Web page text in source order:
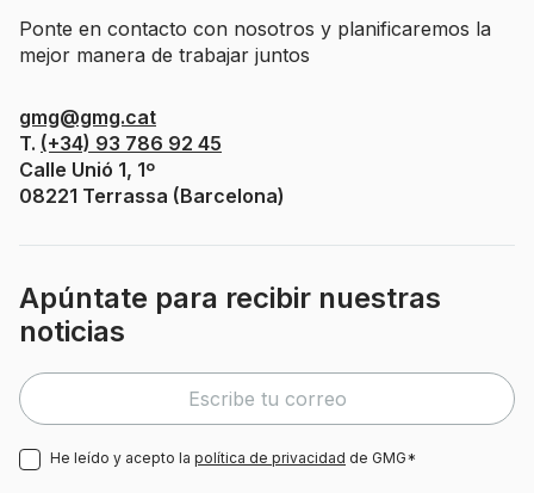
Ponte en contacto con nosotros y planificaremos la
mejor manera de trabajar juntos
gmg@gmg.cat
T. (+34) 93 786 92 45
Calle Unió 1, 1º
08221 Terrassa (Barcelona)
Apúntate para recibir nuestras
noticias
He leído y acepto la política de privacidad de GMG*